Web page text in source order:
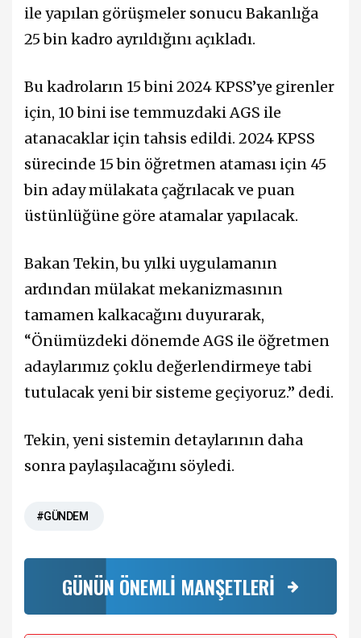
ile yapılan görüşmeler sonucu Bakanlığa
25 bin kadro ayrıldığını açıkladı.
Bu kadroların 15 bini 2024 KPSS’ye girenler
için, 10 bini ise temmuzdaki AGS ile
atanacaklar için tahsis edildi. 2024 KPSS
sürecinde 15 bin öğretmen ataması için 45
bin aday mülakata çağrılacak ve puan
üstünlüğüne göre atamalar yapılacak.
Bakan Tekin, bu yılki uygulamanın
ardından mülakat mekanizmasının
tamamen kalkacağını duyurarak,
“Önümüzdeki dönemde AGS ile öğretmen
adaylarımız çoklu değerlendirmeye tabi
tutulacak yeni bir sisteme geçiyoruz.” dedi.
Tekin, yeni sistemin detaylarının daha
sonra paylaşılacağını söyledi.
#GÜNDEM
GÜNÜN ÖNEMLİ MANŞETLERİ